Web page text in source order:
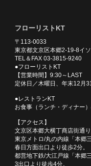
フローリストKT
〒113-0033
東京都文京区本郷2-19-8イ
TEL＆FAX 03-3815-9240
●フローリストKT
【営業時間】9:30～LAST
定休日／木曜日、年末12月
●レストランKT
お食事（ランチ・ディナー
【アクセス】
文京区本郷大横丁商店街通
東京メトロ/丸の内線「本郷
春日方面出口より徒歩2分。
都営地下鉄/大江戸線「本郷
3出口より徒歩4分。